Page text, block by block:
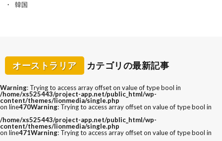
韓国
オーストラリア カテゴリの最新記事
Warning: Trying to access array offset on value of type bool in
/home/xs525443/project-app.net/public_html/wp-
content/themes/lionmedia/single.php
on line470Warning: Trying to access array offset on value of type bool in
/home/xs525443/project-app.net/public_html/wp-
content/themes/lionmedia/single.php
on line471Warning: Trying to access array offset on value of type bool in